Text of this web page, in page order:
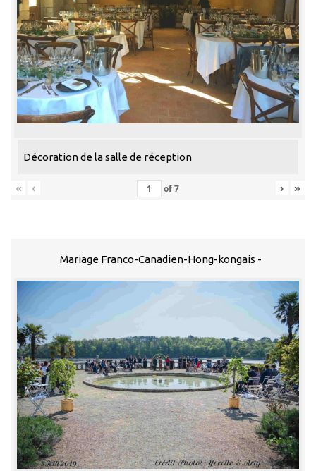
Décoration de la salle de réception
« ‹ of7 › »
Mariage Franco-Canadien-Hong-kongais -